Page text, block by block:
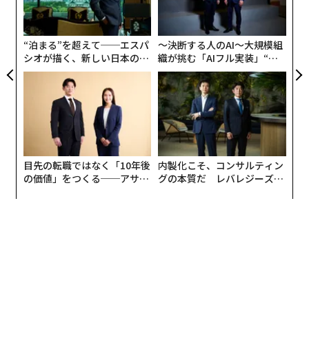
“泊まる”を超えて──エスパ
シオが描く、新しい日本のラ
グジュアリー（前編）
〜決断する人のAI〜大規模組
織が挑む「AIフル実装」“使
う”企業から“動く”企業へ【N
TTドコモビジネス×PwC】
目先の転職ではなく「10年後
の価値」をつくる──アサイ
内製化こそ、コンサルティン
グの本質だ レバレジーズが